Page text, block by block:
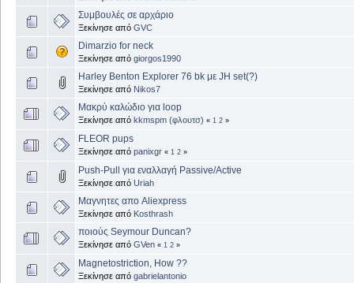
Συμβουλές σε αρχάριο
Ξεκίνησε από GVC
Dimarzio for neck
Ξεκίνησε από giorgos1990
Harley Benton Explorer 76 bk με JH set(?)
Ξεκίνησε από Nikos7
Μακρύ καλώδιο για loop
Ξεκίνησε από kkmspm (φλουτσ) « 1 2 »
FLEOR pups
Ξεκίνησε από panixgr « 1 2 »
Push-Pull για εναλλαγή Passive/Active
Ξεκίνησε από Uriah
Μαγνητες απο Aliexpress
Ξεκίνησε από Kosthrash
ποιούς Seymour Duncan?
Ξεκίνησε από GVen « 1 2 »
Magnetostriction, How ??
Ξεκίνησε από gabrielantonio